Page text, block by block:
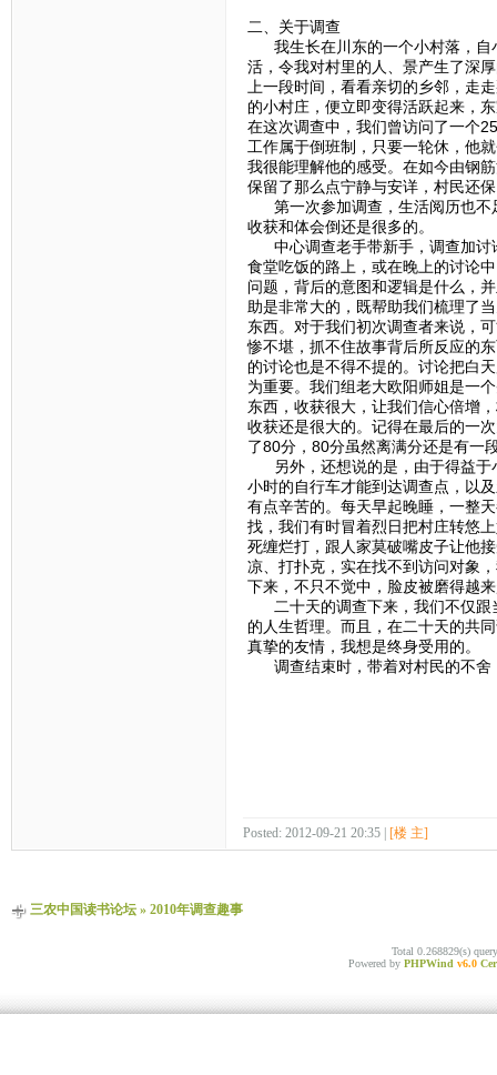
二、关于调查
我生长在川东的一个小村落，自
活，令我对村里的人、景产生了深
上一段时间，看看亲切的乡邻，走
的小村庄，便立即变得活跃起来，
在这次调查中，我们曾访问了一个
工作属于倒班制，只要一轮休，他
我很能理解他的感受。在如今由钢
保留了那么点宁静与安详，村民还
第一次参加调查，生活阅历也不
收获和体会倒还是很多的。
中心调查老手带新手，调查加讨
食堂吃饭的路上，或在晚上的讨论
问题，背后的意图和逻辑是什么，
助是非常大的，既帮助我们梳理了
东西。对于我们初次调查者来说，
惨不堪，抓不住故事背后所反应的
的讨论也是不得不提的。讨论把白
为重要。我们组老大欧阳师姐是一
东西，收获很大，让我们信心倍增
收获还是很大的。记得在最后的一
了80分，80分虽然离满分还是有一
另外，还想说的是，由于得益于
小时的自行车才能到达调查点，以
有点辛苦的。每天早起晚睡，一整
找，我们有时冒着烈日把村庄转悠
死缠烂打，跟人家莫破嘴皮子让他
凉、打扑克，实在找不到访问对象
下来，不只不觉中，脸皮被磨得越
二十天的调查下来，我们不仅跟
的人生哲理。而且，在二十天的共
真挚的友情，我想是终身受用的。
调查结束时，带着对村民的不舍
Posted: 2012-09-21 20:35 | [楼 主]
三农中国读书论坛» 2010年调查趣事
Total 0.268829(s)
Powered by PHPWind v6.0